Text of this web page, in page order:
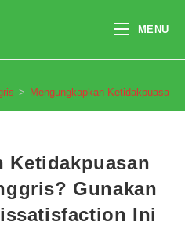
MENU
> Mengungkapkan Ketidakpuasan
Ketidakpuasan
Gunakan
Ini